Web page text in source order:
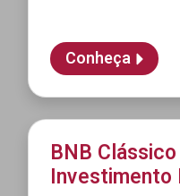
Conheça
BNB
Investimento